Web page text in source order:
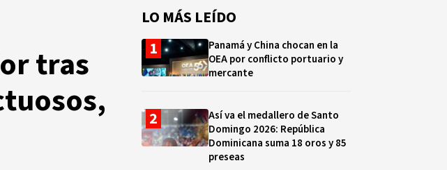
tras
LO MÁS LEÍDO
Panamá y China chocan en la
OEA por conflicto portuario y
mercante
Así va el medallero de Santo
Domingo 2026: República
Dominicana suma 18 oros y 85
preseas